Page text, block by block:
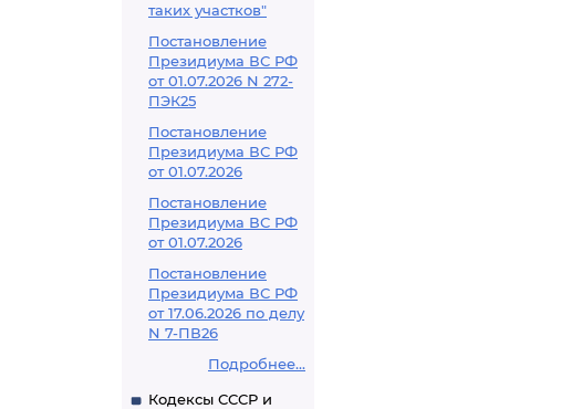
таких участков"
Постановление
Президиума ВС РФ
от 01.07.2026 N 272-
ПЭК25
Постановление
Президиума ВС РФ
от 01.07.2026
Постановление
Президиума ВС РФ
от 01.07.2026
Постановление
Президиума ВС РФ
от 17.06.2026 по делу
N 7-ПВ26
Подробнее...
Кодексы СССР и